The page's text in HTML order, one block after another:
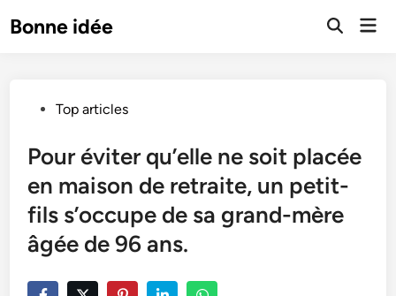
toBonne idée
Open
PostedTop articles
Pour éviter qu’elle ne soit placée
en maison de retraite, un petit-
fils s’occupe de sa grand-mère
âgée de 96 ans.